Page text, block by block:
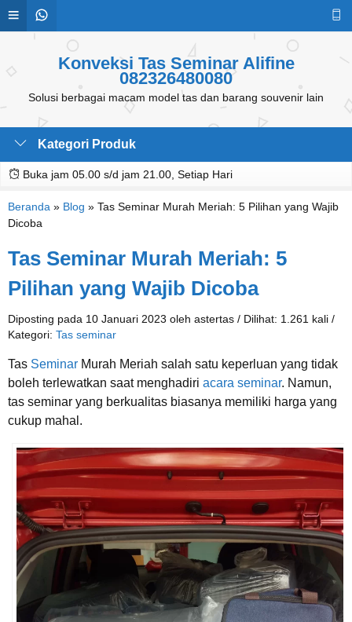
Konveksi Tas Seminar Alifine
082326480080
Solusi berbagai macam model tas dan barang souvenir lain
Kategori Produk
Buka jam 05.00 s/d jam 21.00, Setiap Hari
Beranda » Blog » Tas Seminar Murah Meriah: 5 Pilihan yang Wajib
Dicoba
Tas Seminar Murah Meriah: 5
Pilihan yang Wajib Dicoba
Diposting pada 10 Januari 2023 oleh astertas / Dilihat: 1.261 kali /
Kategori: Tas seminar
Tas Seminar Murah Meriah salah satu keperluan yang tidak
boleh terlewatkan saat menghadiri acara seminar. Namun,
tas seminar yang berkualitas biasanya memiliki harga yang
cukup mahal.